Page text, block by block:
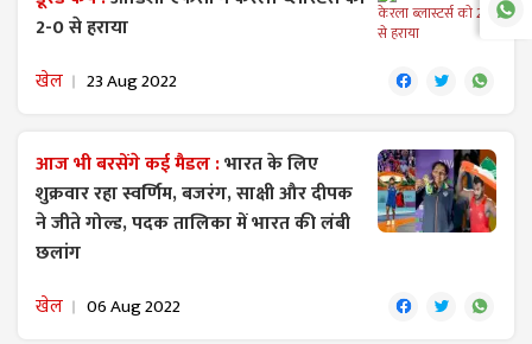
2-0 से हराया
खेल 23 Aug 2022
आज भी बरसेंगे कई मैडल :भारत के लिए
शुक्रवार रहा स्वर्णिम, बजरंग, साक्षी और दीपक
ने जीते गोल्ड, पदक तालिका में भारत की लंबी
छलांग
खेल 06 Aug 2022